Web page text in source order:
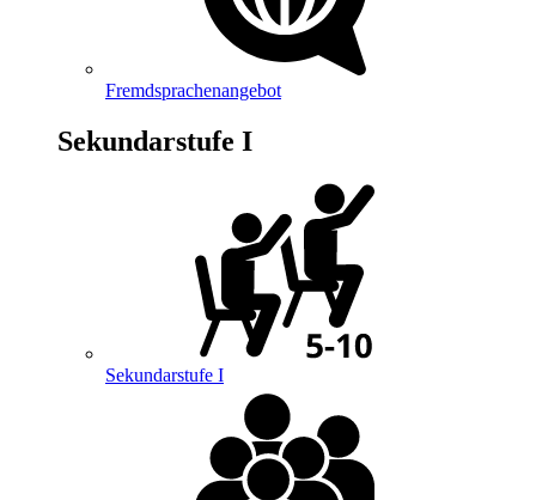
Fremdsprachenangebot
Sekundarstufe I
Sekundarstufe I